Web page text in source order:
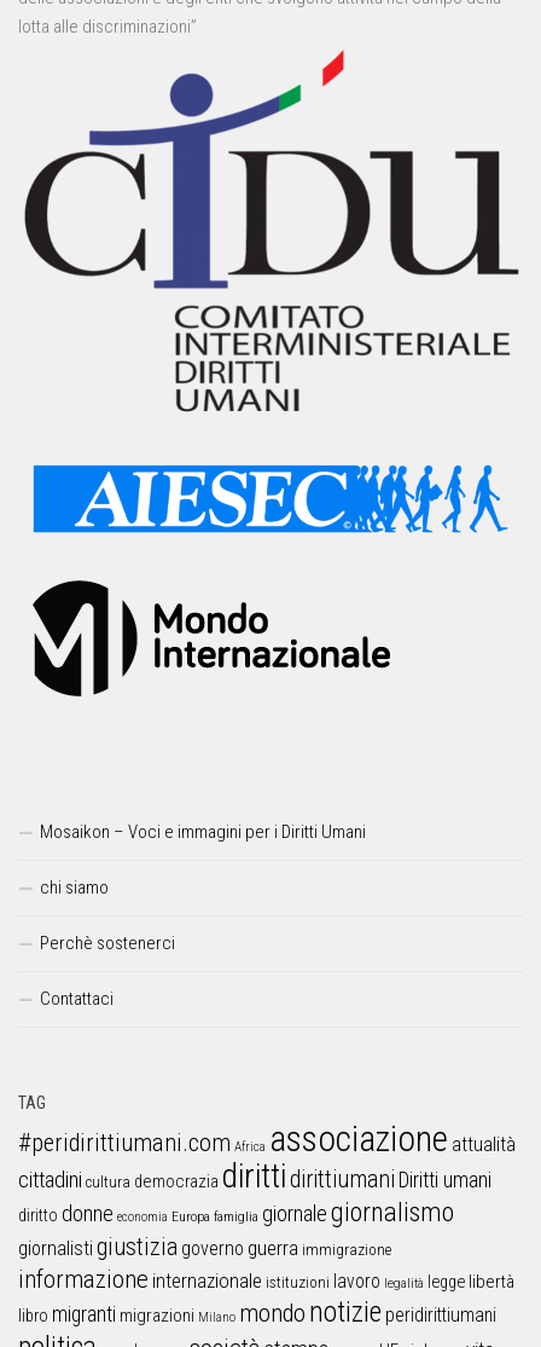
lotta alle discriminazioni”
Mosaikon – Voci e immagini per i Diritti Umani
chi siamo
Perchè sostenerci
Contattaci
TAG
#peridirittiumani.com Africa associazione attualità
cittadini cultura democrazia dirittidirittiumani Diritti umani
diritto donne economia Europa famiglia giornalegiornalismo
giornalistigiustizia governo guerra immigrazione
informazione internazionale istituzioni lavoro legalità legge libertà
libro migranti migrazioni Milano mondo notizie peridirittiumani